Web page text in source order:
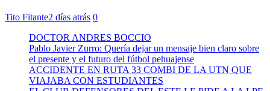
Tito Fitante2 días atrás 0
DOCTOR ANDRES BOCCIO
Pablo Javier Zurro: Quería dejar un mensaje bien claro sobre
el presente y el futuro del fútbol pehuajense
ACCIDENTE EN RUTA 33 COMBI DE LA UTN QUE
VIAJABA CON ESTUDIANTES